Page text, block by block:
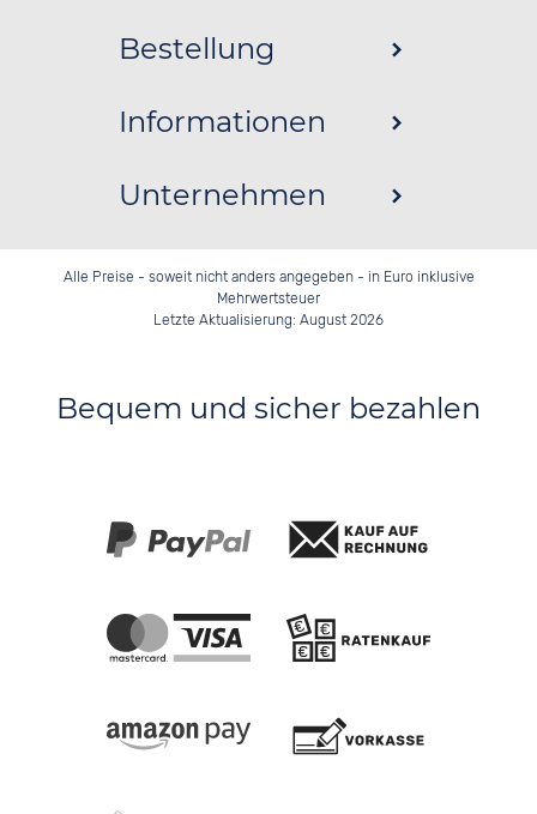
Bestellung
Informationen
Unternehmen
Alle Preise - soweit nicht anders angegeben - in Euro inklusive
Mehrwertsteuer
Letzte Aktualisierung: August 2026
Bequem und sicher bezahlen